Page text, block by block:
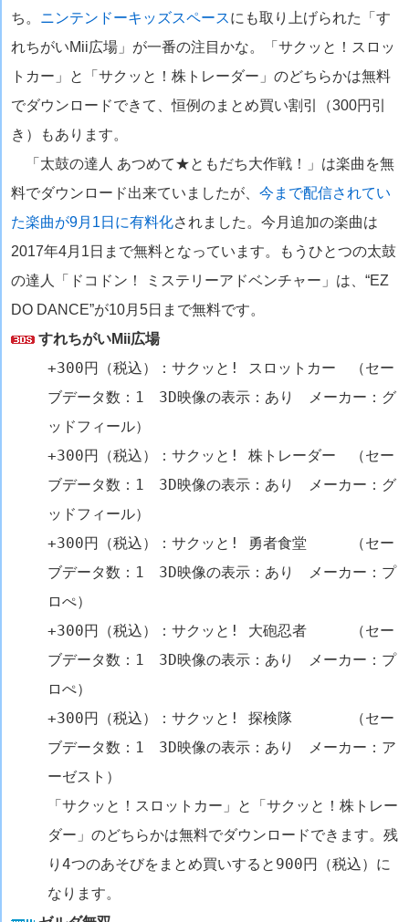
ち。 ニンテンドーキッズスペースにも取り上げられた「す
れちがいMii広場」が一番の注目かな。「サクッと！スロッ
トカー」と「サクッと！株トレーダー」のどちらかは無料
でダウンロードできて、恒例のまとめ買い割引（300円引
き）もあります。
「太鼓の達人 あつめて★ともだち大作戦！」は楽曲を無
料でダウンロード出来ていましたが、 今まで配信されてい
た楽曲が9月1日に有料化されました。今月追加の楽曲は
2017年4月1日まで無料となっています。もうひとつの太鼓
の達人「ドコドン！ ミステリーアドベンチャー」は、“EZ
DO DANCE”が10月5日まで無料です。
すれちがいMii広場
+300円（税込）：サクッと! スロットカー （セー
ブデータ数：1 3D映像の表示：あり メーカー：グ
ッドフィール）
+300円（税込）：サクッと! 株トレーダー （セー
ブデータ数：1 3D映像の表示：あり メーカー：グ
ッドフィール）
+300円（税込）：サクッと! 勇者食堂 （セー
ブデータ数：1 3D映像の表示：あり メーカー：プ
ロぺ）
+300円（税込）：サクッと! 大砲忍者 （セー
ブデータ数：1 3D映像の表示：あり メーカー：プ
ロぺ）
+300円（税込）：サクッと! 探検隊 （セー
ブデータ数：1 3D映像の表示：あり メーカー：ア
ーゼスト）
「サクッと！スロットカー」と「サクッと！株トレー
ダー」のどちらかは無料でダウンロードできます。残
り4つのあそびをまとめ買いすると900円（税込）に
なります。